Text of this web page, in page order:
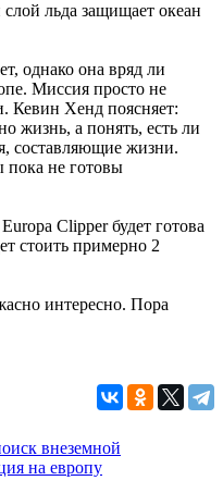
льда защищает океан
однако она вряд ли
Миссия просто не
Кевин Хенд поясняет:
жизнь, а понять, есть ли
составляющие жизни.
пока не готовы
Clipper будет готова
стоить примерно 2
интересно. Пора
внеземной
на европу